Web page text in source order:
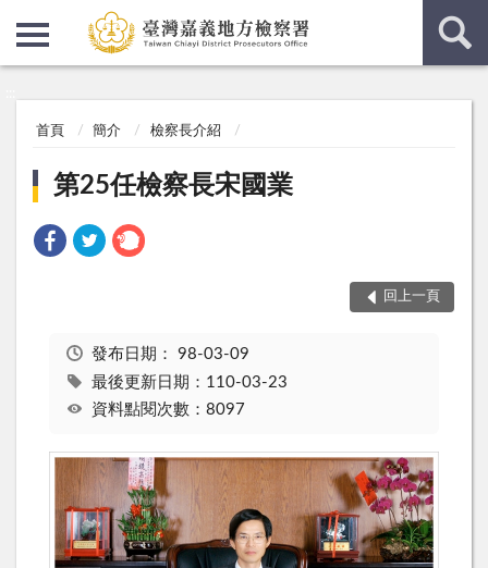
首頁 簡介 檢察長介紹
第25任檢察長宋國業
回上一頁
發布日期： 98-03-09
最後更新日期：110-03-23
資料點閱次數：8097